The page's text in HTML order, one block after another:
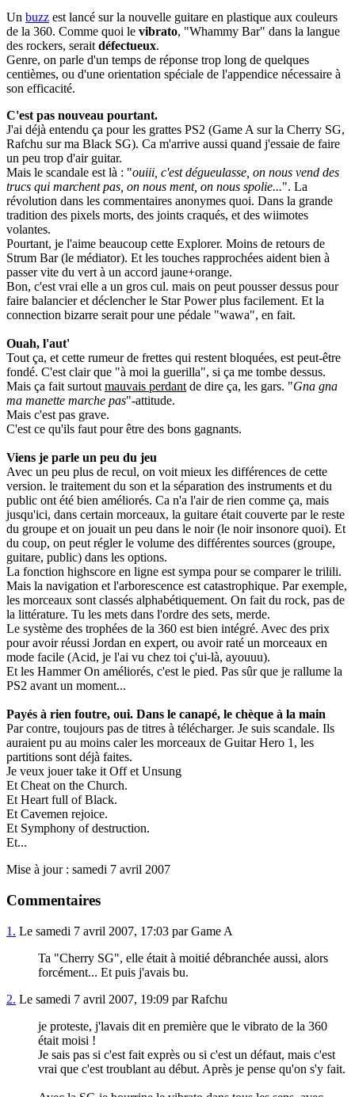
Un buzz est lancé sur la nouvelle guitare en plastique aux couleurs
de la 360. Comme quoi le vibrato, "Whammy Bar" dans la langue
des rockers, serait défectueux.
Genre, on parle d'un temps de réponse trop long de quelques
centièmes, ou d'une orientation spéciale de l'appendice nécessaire à
son efficacité.
C'est pas nouveau pourtant.
J'ai déjà entendu ça pour les grattes PS2 (Game A sur la Cherry SG,
Rafchu sur ma Black SG). Ca m'arrive aussi quand j'essaie de faire
un peu trop d'air guitar.
Mais le scandale est là : "ouiii, c'est dégueulasse, on nous vend des
trucs qui marchent pas, on nous ment, on nous spolie...". La
révolution dans les commentaires anonymes quoi. Dans la grande
tradition des pixels morts, des joints craqués, et des wiimotes
volantes.
Pourtant, je l'aime beaucoup cette Explorer. Moins de retours de
Strum Bar (le médiator). Et les touches rapprochées aident bien à
passer vite du vert à un accord jaune+orange.
Bon, c'est vrai elle a un gros cul. mais on peut pousser dessus pour
faire balancier et déclencher le Star Power plus facilement. Et la
connection bizarre serait pour une pédale "wawa", en fait.
Ouah, l'aut'
Tout ça, et cette rumeur de frettes qui restent bloquées, est peut-être
fondé. C'est clair que "à moi la guerilla", si ça me tombe dessus.
Mais ça fait surtout mauvais perdant de dire ça, les gars. "Gna gna
ma manette marche pas"-attitude.
Mais c'est pas grave.
C'est ce qu'ils faut pour être des bons gagnants.
Viens je parle un peu du jeu
Avec un peu plus de recul, on voit mieux les différences de cette
version. le traitement du son et la séparation des instruments et du
public ont été bien améliorés. Ca n'a l'air de rien comme ça, mais
jusqu'ici, dans certain morceaux, la guitare était couverte par le reste
du groupe et on jouait un peu dans le noir (le noir insonore quoi). Et
du coup, on peut régler le volume des différentes sources (groupe,
guitare, public) dans les options.
La fonction highscore en ligne est sympa pour se comparer le trilili.
Mais la navigation et l'arborescence est catastrophique. Par exemple,
les morceaux sont classés alphabétiquement. On fait du rock, pas de
la littérature. Tu les mets dans l'ordre des sets, merde.
Le système des trophées de la 360 est bien intégré. Avec des prix
pour avoir réussi Jordan en expert, ou avoir raté un morceaux en
mode facile (Acid, je l'ai vu chez toi ç'ui-là, ayouuu).
Et les Hammer On améliorés, c'est le pied. Pas sûr que je rallume la
PS2 avant un moment...
Payés à rien foutre, oui. Dans le canapé, le chèque à la main
Par contre, toujours pas de titres à télécharger. Je suis scandale. Ils
auraient pu au moins caler les morceaux de Guitar Hero 1, les
partitions sont déjà faites.
Je veux jouer take it Off et Unsung
Et Cheat on the Church.
Et Heart full of Black.
Et Cavemen rejoice.
Et Symphony of destruction.
Et...
Mise à jour : samedi 7 avril 2007
Commentaires
1. Le samedi 7 avril 2007, 17:03 par Game A
Ta "Cherry SG", elle était à moitié débranchée aussi, alors
forcément... Et puis j'avais bu.
2. Le samedi 7 avril 2007, 19:09 par Rafchu
je proteste, j'lavais dit en première que le vibrato de la 360
était moisi !
Je sais pas si c'est fait exprès ou si c'est un défaut, mais c'est
vrai que c'est troublant au début. Après je pense qu'on s'y fait.